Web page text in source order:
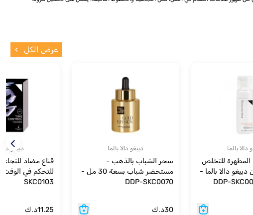
عرض الكل
دالا بالما
المطهرة للتخلص
دالا بالما -
دييغو دالا بالما
سحر الشباب بالذهب -
مستحضر شباب بسعة 30 مل -
DDP-SKC0070
30د.ك
دييغو
قناع مضاد
SKC0103
11.25د.ك